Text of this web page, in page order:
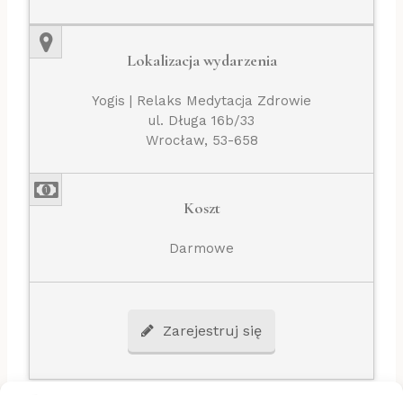
Lokalizacja wydarzenia
Yogis | Relaks Medytacja Zdrowie
ul. Długa 16b/33
Wrocław, 53-658
Koszt
Darmowe
Zarejestruj się